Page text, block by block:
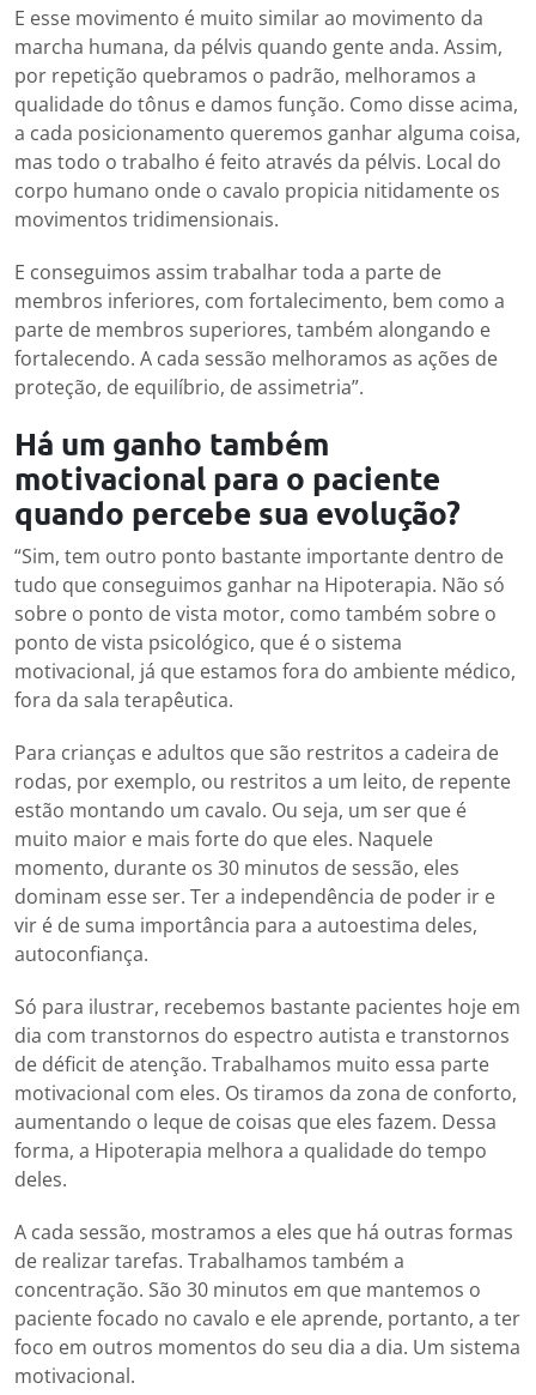
E esse movimento é muito similar ao movimento da
marcha humana, da pélvis quando gente anda. Assim,
por repetição quebramos o padrão, melhoramos a
qualidade do tônus e damos função. Como disse acima,
a cada posicionamento queremos ganhar alguma coisa,
mas todo o trabalho é feito através da pélvis. Local do
corpo humano onde o cavalo propicia nitidamente os
movimentos tridimensionais.
E conseguimos assim trabalhar toda a parte de
membros inferiores, com fortalecimento, bem como a
parte de membros superiores, também alongando e
fortalecendo. A cada sessão melhoramos as ações de
proteção, de equilíbrio, de assimetria”.
Há um ganho também
motivacional para o paciente
quando percebe sua evolução?
“Sim, tem outro ponto bastante importante dentro de
tudo que conseguimos ganhar na Hipoterapia. Não só
sobre o ponto de vista motor, como também sobre o
ponto de vista psicológico, que é o sistema
motivacional, já que estamos fora do ambiente médico,
fora da sala terapêutica.
Para crianças e adultos que são restritos a cadeira de
rodas, por exemplo, ou restritos a um leito, de repente
estão montando um cavalo. Ou seja, um ser que é
muito maior e mais forte do que eles. Naquele
momento, durante os 30 minutos de sessão, eles
dominam esse ser. Ter a independência de poder ir e
vir é de suma importância para a autoestima deles,
autoconfiança.
Só para ilustrar, recebemos bastante pacientes hoje em
dia com transtornos do espectro autista e transtornos
de déficit de atenção. Trabalhamos muito essa parte
motivacional com eles. Os tiramos da zona de conforto,
aumentando o leque de coisas que eles fazem. Dessa
forma, a Hipoterapia melhora a qualidade do tempo
deles.
A cada sessão, mostramos a eles que há outras formas
de realizar tarefas. Trabalhamos também a
concentração. São 30 minutos em que mantemos o
paciente focado no cavalo e ele aprende, portanto, a ter
foco em outros momentos do seu dia a dia. Um sistema
motivacional.